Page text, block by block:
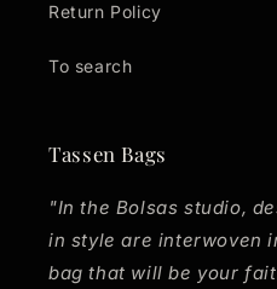
Return Policy
To search
Tassen Bags
"In the Bolsas studio,
in style are interwoven
bag that will be your